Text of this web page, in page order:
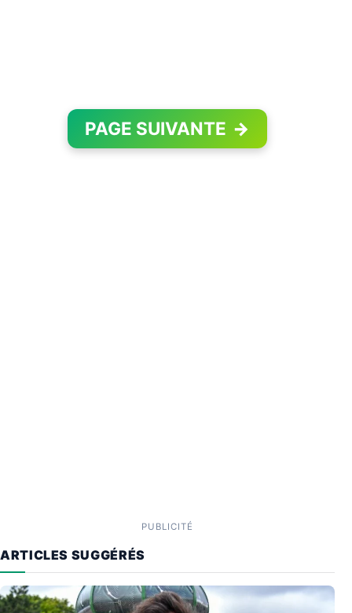
PAGE SUIVANTE →
PUBLICITÉ
ARTICLES SUGGÉRÉS